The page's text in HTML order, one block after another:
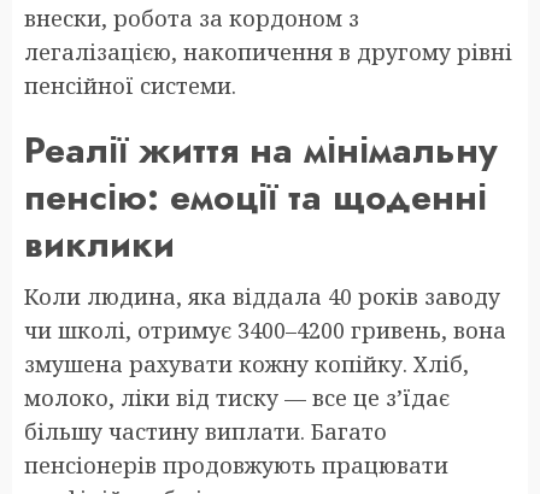
внески, робота за кордоном з
легалізацією, накопичення в другому рівні
пенсійної системи.
Реалії життя на мінімальну
пенсію: емоції та щоденні
виклики
Коли людина, яка віддала 40 років заводу
чи школі, отримує 3400–4200 гривень, вона
змушена рахувати кожну копійку. Хліб,
молоко, ліки від тиску — все це з’їдає
більшу частину виплати. Багато
пенсіонерів продовжують працювати